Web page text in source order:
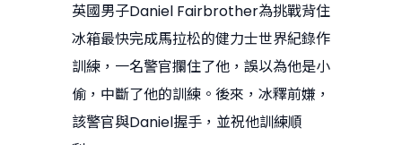
英國男子Daniel Fairbrother為挑戰背住
冰箱最快完成馬拉松的健力士世界紀錄作
訓練，一名警官攔住了他，誤以為他是小
偷，中斷了他的訓練。後來，冰釋前嫌，
該警官與Daniel握手，並祝他訓練順